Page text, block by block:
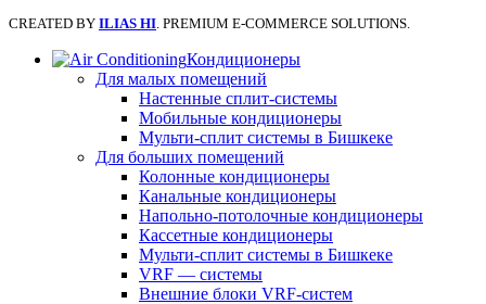
CREATED BY ILIAS HI. PREMIUM E-COMMERCE SOLUTIONS.
Кондиционеры
Для малых помещений
Настенные сплит-системы
Мобильные кондиционеры
Мульти-сплит системы в Бишкеке
Для больших помещений
Колонные кондиционеры
Канальные кондиционеры
Напольно-потолочные кондиционеры
Кассетные кондиционеры
Мульти-сплит системы в Бишкеке
VRF — системы
Внешние блоки VRF-систем